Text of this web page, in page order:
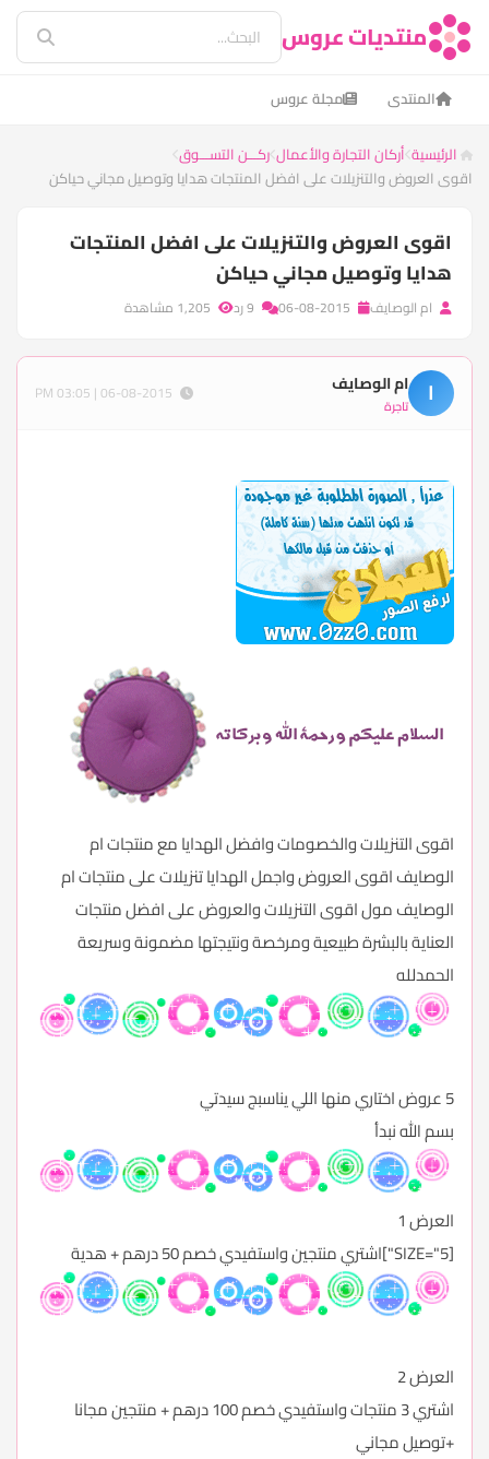
منتديات عروس
المنتدى مجلة عروس
الرئيسية أركان التجارة والأعمال ركـــن التســـوق
اقوى العروض والتنزيلات على افضل المنتجات هدايا وتوصيل مجاني حياكن
اقوى العروض والتنزيلات على افضل المنتجات
هدايا وتوصيل مجاني حياكن
ام الوصايف
ا ام الوصايف
تاجرة
اقوى التنزيلات والخصومات وافضل الهدايا مع منتجات ام
الوصايف اقوى العروض واجمل الهدايا تنزيلات على منتجات ام
الوصايف مول اقوى التنزيلات والعروض على افضل منتجات
العناية بالبشرة طبيعية ومرخصة ونتيجتها مضمونة وسريعة
الحمدلله
5 عروض اختاري منها اللي يناسبج سيدتي
بسم الله نبدأ
العرض 1
[SIZE="5"]اشتري منتجين واستفيدي خصم 50 درهم + هدية
العرض 2
اشتري 3 منتجات واستفيدي خصم 100 درهم + منتجين مجانا
+توصيل مجاني